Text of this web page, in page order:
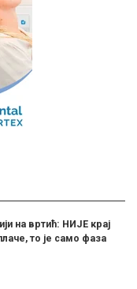
на вртић: НИЈЕ крај
то је само фаза